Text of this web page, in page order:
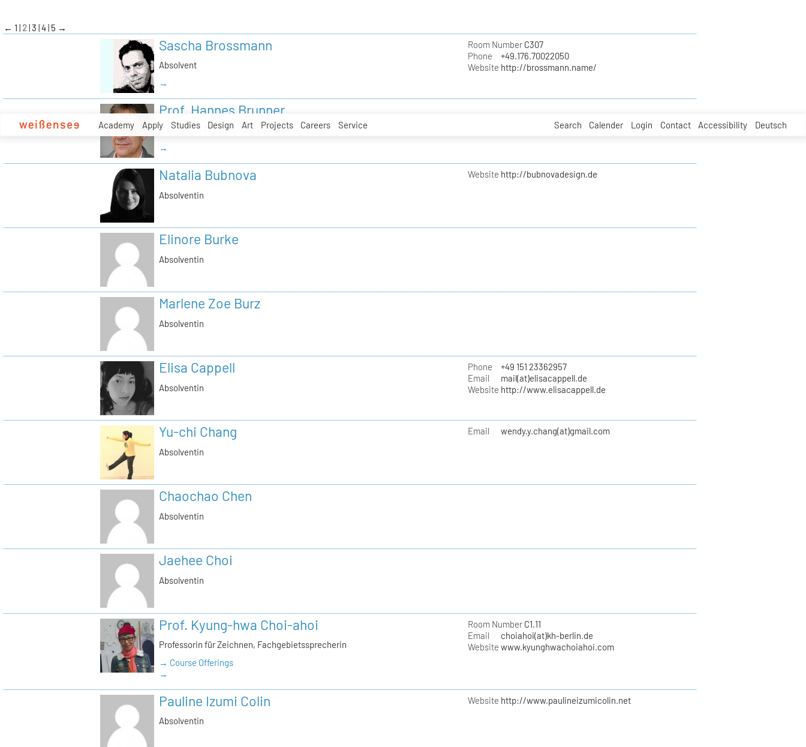
Academy Apply Studies Design Art Projects Careers Service Search Calender Login Contact Accessibility Deutsch
← 1 2 3 4 5 →
Sascha Brossmann
Absolvent
→
Room NumberC307
Phone
+49.176.70022050
Website http://brossmann.name/
Prof. Hannes Brunner
ehemaliger Professor der Bildhauerei
→
Natalia Bubnova
Absolventin
Website http://bubnovadesign.de
Elinore Burke
Absolventin
Marlene Zoe Burz
Absolventin
Elisa Cappell
Absolventin
Phone
+49 151 23362957
Email
mail(at)elisacappell.de
Website http://www.elisacappell.de
Yu-chi Chang
Absolventin
Email wendy.y.chang(at)gmail.com
Chaochao Chen
Absolventin
Jaehee Choi
Absolventin
Prof. Kyung-hwa Choi-ahoi
Professorin für Zeichnen, Fachgebietssprecherin
→ Course Offerings
→
Room NumberC1.11
Email
choiahoi(at)kh-berlin.de
Website www.kyunghwachoiahoi.com
Pauline Izumi Colin
Absolventin
Website http://www.paulineizumicolin.net